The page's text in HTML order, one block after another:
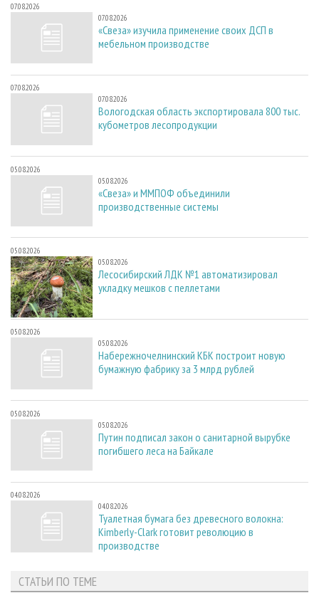
07.08.2026
07.08.2026
«Свеза» изучила применение своих ДСП в
мебельном производстве
07.08.2026
07.08.2026
Вологодская область экспортировала 800 тыс.
кубометров лесопродукции
05.08.2026
05.08.2026
«Свеза» и ММПОФ объединили
производственные системы
05.08.2026
05.08.2026
Лесосибирский ЛДК №1 автоматизировал
укладку мешков с пеллетами
05.08.2026
05.08.2026
Набережночелнинский КБК построит новую
бумажную фабрику за 3 млрд рублей
05.08.2026
05.08.2026
Путин подписал закон о санитарной вырубке
погибшего леса на Байкале
04.08.2026
04.08.2026
Туалетная бумага без древесного волокна:
Kimberly-Clark готовит революцию в
производстве
СТАТЬИ ПО ТЕМЕ